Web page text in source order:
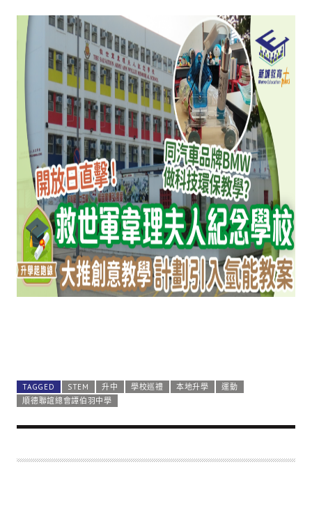
TAGGED STEM 升中 學校巡禮 本地升學
運動
順德聯誼總會譚伯羽中學